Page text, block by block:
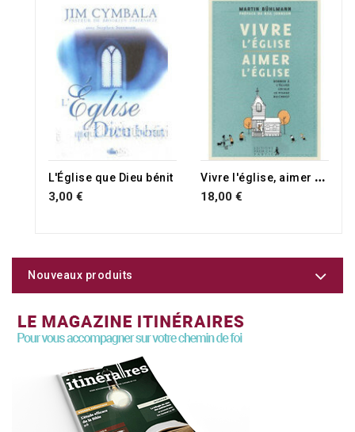
L'Église que Dieu bénit
3,00 €
RUPTURE DE STOCK V
ivre l'église, aimer l'église
18,00 €
Nouveaux produits